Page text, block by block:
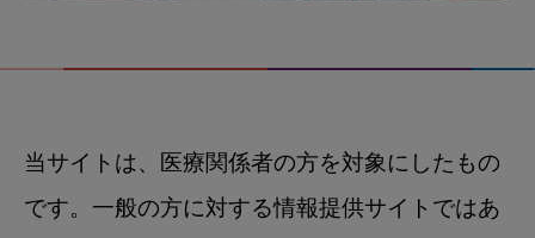
当サイトは、医療関係者の方を対象にしたもの
です。一般の方に対する情報提供サイトではあ